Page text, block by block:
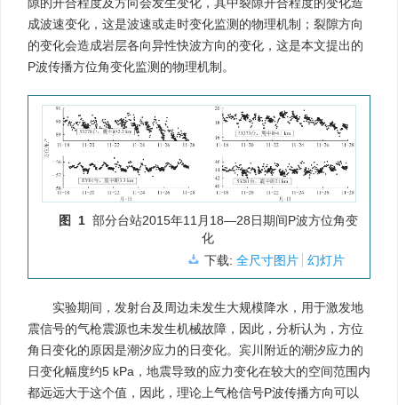
成波速变化，这是波速或走时变化监测的物理机制；裂隙方向
的变化会造成岩层各向异性快波方向的变化，这是本文提出的
P波传播方位角变化监测的物理机制。
图 1 部分台站2015年11月18—28日期间P波方位角变
化
下载: 全尺寸图片 幻灯片
实验期间，发射台及周边未发生大规模降水，用于激发地
震信号的气枪震源也未发生机械故障，因此，分析认为，方位
角日变化的原因是潮汐应力的日变化。宾川附近的潮汐应力的
日变化幅度约5 kPa，地震导致的应力变化在较大的空间范围内
都远远大于这个值，因此，理论上气枪信号P波传播方向可以